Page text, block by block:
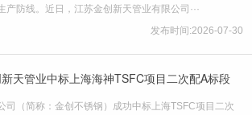
防线。近日，江苏金创新天管业有限公司···
发布时间:2026-07-30
天管业中标上海海神TSFC项目二次配A标段
司（简称：金创不锈钢）成功中标上海TSFC项目二次